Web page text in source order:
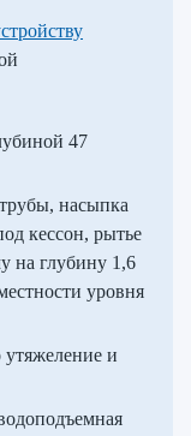
47
насыпка
кессон, рытье
на глубину 1,6
уровня
утяжеление и